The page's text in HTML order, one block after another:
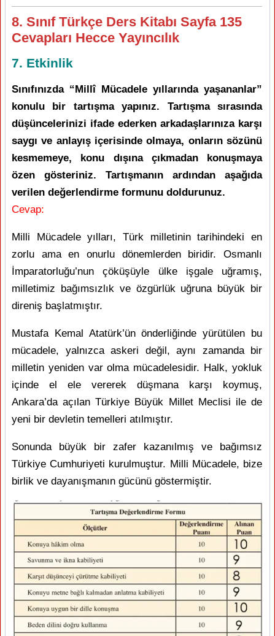
8. Sınıf Türkçe Ders Kitabı Sayfa 135
Cevapları Hecce Yayıncılık
7. Etkinlik
Sınıfınızda “Millî Mücadele yıllarında yaşananlar”
konulu bir tartışma yapınız. Tartışma sırasında
düşüncelerinizi ifade ederken arkadaşlarınıza karşı
saygı ve anlayış içerisinde olmaya, onların sözünü
kesmemeye, konu dışına çıkmadan konuşmaya
özen gösteriniz. Tartışmanın ardından aşağıda
verilen değerlendirme formunu doldurunuz.
Cevap:
Milli Mücadele yılları, Türk milletinin tarihindeki en
zorlu ama en onurlu dönemlerden biridir. Osmanlı
İmparatorluğu’nun çöküşüyle ülke işgale uğramış,
milletimiz bağımsızlık ve özgürlük uğruna büyük bir
direniş başlatmıştır.
Mustafa Kemal Atatürk’ün önderliğinde yürütülen bu
mücadele, yalnızca askeri değil, aynı zamanda bir
milletin yeniden var olma mücadelesidir. Halk, yokluk
içinde el ele vererek düşmana karşı koymuş,
Ankara’da açılan Türkiye Büyük Millet Meclisi ile de
yeni bir devletin temelleri atılmıştır.
Sonunda büyük bir zafer kazanılmış ve bağımsız
Türkiye Cumhuriyeti kurulmuştur. Milli Mücadele, bize
birlik ve dayanışmanın gücünü göstermiştir.